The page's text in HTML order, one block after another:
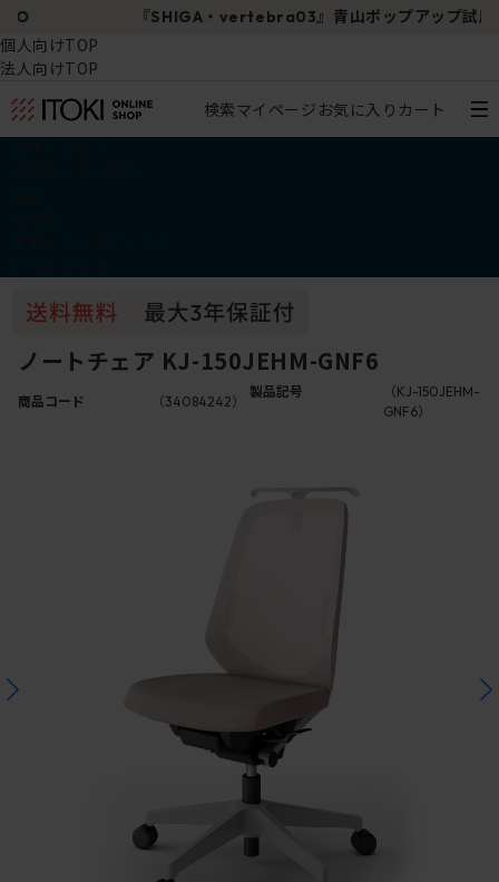
『SHIGA・vertebra03』青山ポップアップ試座会
個人向けTOP
法人向けTOP
検索マイページ お気に入り カート
ノートチェア KJ-150JEHM-GNF6
商品コード （34084242）
製品記号
（KJ-150JEHM-
GNF6）